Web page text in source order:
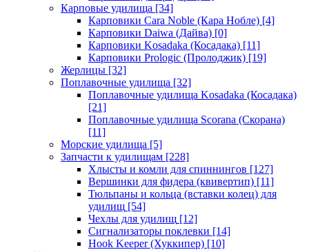
Карповые удилища [34]
Карповики Cara Noble (Кара Нобле) [4]
Карповики Daiwa (Дайва) [0]
Карповики Kosadaka (Косадака) [11]
Карповики Prologic (Пролоджик) [19]
Жерлицы [32]
Поплавочные удилища [32]
Поплавочные удилища Kosadaka (Косадака)
[21]
Поплавочные удилища Scorana (Скорана)
[11]
Морские удилища [5]
Запчасти к удилищам [228]
Хлысты и комли для спиннингов [127]
Вершинки для фидера (квивертип) [11]
Тюльпаны и кольца (вставки колец) для
удилищ [54]
Чехлы для удилищ [12]
Сигнализаторы поклевки [14]
Hook Keeper (Хуккипер) [10]